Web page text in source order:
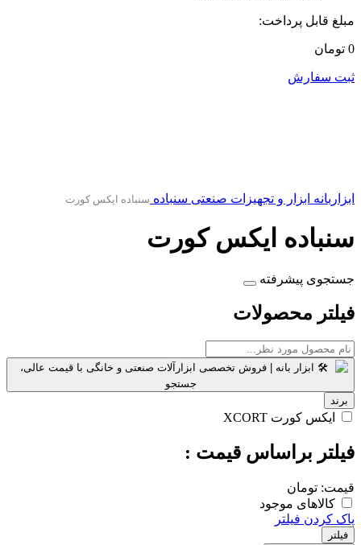
مبلغ قابل پرداخت:
0 تومان
ثبت سفارش
ابزاربانه ابزار و تجهیزات صنعتی سنباده سنباده ایکس کورت
سنباده ایکس کورت
جستجوی پیشرفته
فیلتر محصولات
برند
ایکس کورت XCORT
فیلتر براساس قیمت :
قیمت: تومان
کالاهای موجود
پاک کردن فیلتر
فیلتر